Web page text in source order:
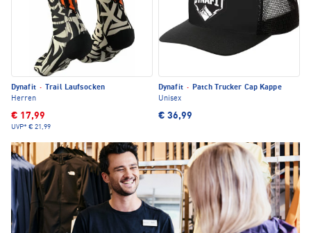
Dynafit ·
Trail Laufsocken
Herren
€ 17,99
UVP* € 21,99
Dynafit ·
Patch Trucker Cap Kappe
Unisex
€ 36,99